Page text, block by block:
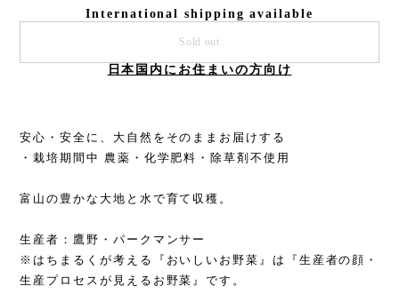
International shipping available
Sold out
日本国内にお住まいの方向け
安心・安全に、大自然をそのままお届けする
・栽培期間中 農薬・化学肥料・除草剤不使用
富山の豊かな大地と水で育て収穫。
生産者：鷹野・パークマンサー
※はちまるくが考える『おいしいお野菜』は『生産者の顔・
生産プロセスが見えるお野菜』です。